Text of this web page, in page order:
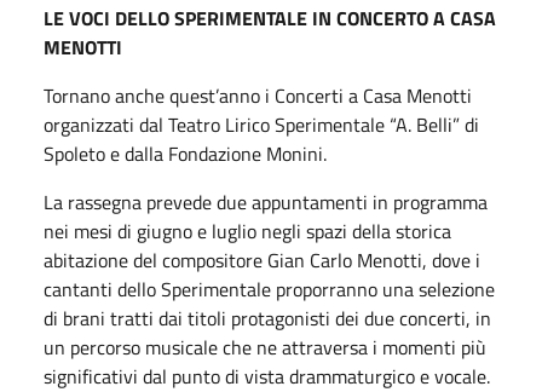
LE VOCI DELLO SPERIMENTALE IN CONCERTO A CASA
MENOTTI
Tornano anche quest’anno i Concerti a Casa Menotti
organizzati dal Teatro Lirico Sperimentale “A. Belli” di
Spoleto e dalla Fondazione Monini.
La rassegna prevede due appuntamenti in programma
nei mesi di giugno e luglio negli spazi della storica
abitazione del compositore Gian Carlo Menotti, dove i
cantanti dello Sperimentale proporranno una selezione
di brani tratti dai titoli protagonisti dei due concerti, in
un percorso musicale che ne attraversa i momenti più
significativi dal punto di vista drammaturgico e vocale.